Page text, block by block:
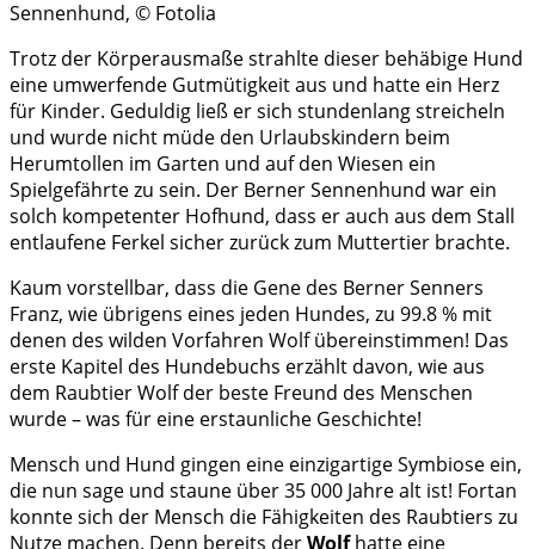
Sennenhund, © Fotolia
Trotz der Körperausmaße strahlte dieser behäbige Hund
eine umwerfende Gutmütigkeit aus und hatte ein Herz
für Kinder. Geduldig ließ er sich stundenlang streicheln
und wurde nicht müde den Urlaubskindern beim
Herumtollen im Garten und auf den Wiesen ein
Spielgefährte zu sein. Der Berner Sennenhund war ein
solch kompetenter Hofhund, dass er auch aus dem Stall
entlaufene Ferkel sicher zurück zum Muttertier brachte.
Kaum vorstellbar, dass die Gene des Berner Senners
Franz, wie übrigens eines jeden Hundes, zu 99.8 % mit
denen des wilden Vorfahren Wolf übereinstimmen! Das
erste Kapitel des Hundebuchs erzählt davon, wie aus
dem Raubtier Wolf der beste Freund des Menschen
wurde – was für eine erstaunliche Geschichte!
Mensch und Hund gingen eine einzigartige Symbiose ein,
die nun sage und staune über 35 000 Jahre alt ist! Fortan
konnte sich der Mensch die Fähigkeiten des Raubtiers zu
Nutze machen. Denn bereits derWolfhatte eine